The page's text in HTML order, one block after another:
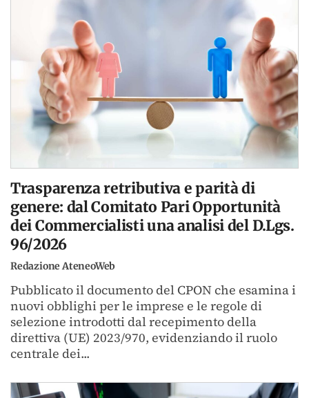
Trasparenza retributiva e parità di
genere: dal Comitato Pari Opportunità
dei Commercialisti una analisi del D.Lgs.
96/2026
Redazione AteneoWeb
Pubblicato il documento del CPON che esamina i
nuovi obblighi per le imprese e le regole di
selezione introdotti dal recepimento della
direttiva (UE) 2023/970, evidenziando il ruolo
centrale dei...